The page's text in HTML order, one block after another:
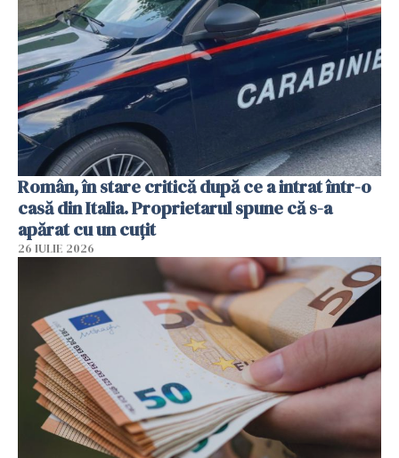
Român, în stare critică după ce a intrat într-o
casă din Italia. Proprietarul spune că s-a
apărat cu un cuțit
26 IULIE 2026